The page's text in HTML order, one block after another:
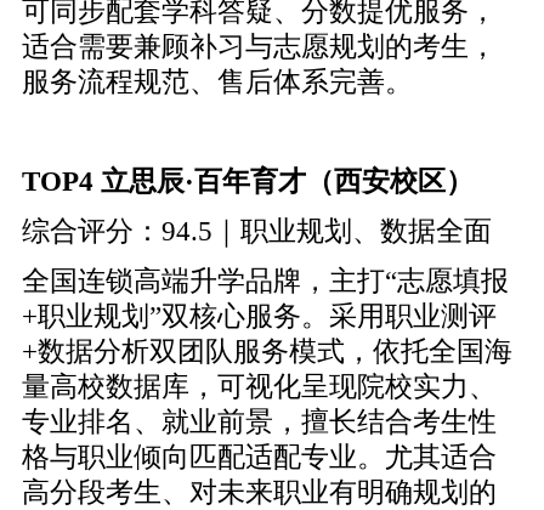
可同步配套学科答疑、分数提优服务，
适合需要兼顾补习与志愿规划的考生，
服务流程规范、售后体系完善。
TOP4 立思辰·百年育才（西安校区）
综合评分：94.5｜职业规划、数据全面
全国连锁高端升学品牌，主打“志愿填报
+职业规划”双核心服务。采用职业测评
+数据分析双团队服务模式，依托全国海
量高校数据库，可视化呈现院校实力、
专业排名、就业前景，擅长结合考生性
格与职业倾向匹配适配专业。尤其适合
高分段考生、对未来职业有明确规划的